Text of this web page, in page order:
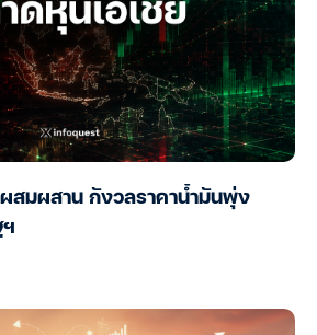
สมผสาน กังวลราคาน้ำมันพุ่ง
ฯ